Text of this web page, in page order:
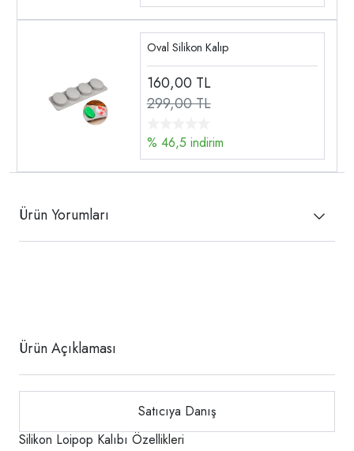
Oval Silikon Kalıp
160,00 TL
299,00 TL
% 46,5 indirim
Ürün Yorumları
Ürün Açıklaması
Satıcıya Danış
Silikon Loipop Kalıbı Özellikleri